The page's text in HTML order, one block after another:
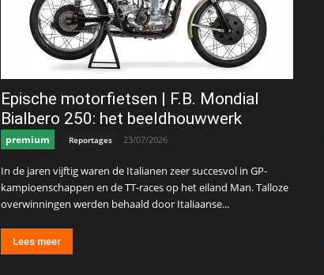
Epische motorfietsen | F.B. Mondial
Bialbero 250: het beeldhouwwerk
premium Reportages 23/07/2026
In de jaren vijftig waren de Italianen zeer succesvol in GP-
kampioenschappen en de TT-races op het eiland Man. Talloze
overwinningen werden behaald door Italiaanse...
Lees meer